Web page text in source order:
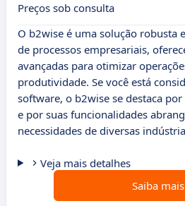
Preços sob consulta
O b2wise é uma solução robusta
de processos empresariais,
avançadas para otimizar
produtividade. Se você está
software, o b2wise se destaca
e por suas funcionalidades
necessidades de diversas
Veja mais detalhes
Saiba mais